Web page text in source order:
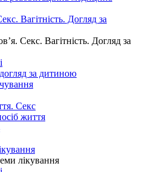
Вагітність. Догляд за
Секс. Вагітність. Догляд за
догляд за дитиною
Секс
життя
лікування